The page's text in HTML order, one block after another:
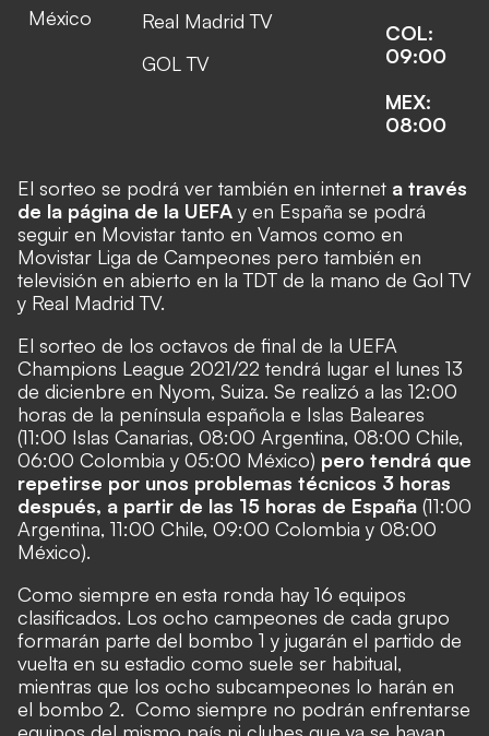
México
Real Madrid TV
GOL TV
COL:
09:00
MEX:
08:00
El sorteo se podrá ver también en internet a través
de la página de la UEFA y en España se podrá
seguir en Movistar tanto en Vamos como en
Movistar Liga de Campeones pero también en
televisión en abierto en la TDT de la mano de Gol TV
y Real Madrid TV.
El sorteo de los octavos de final de la UEFA
Champions League 2021/22 tendrá lugar el lunes 13
de dicienbre en Nyom, Suiza. Se realizó a las 12:00
horas de la península española e Islas Baleares
(11:00 Islas Canarias, 08:00 Argentina, 08:00 Chile,
06:00 Colombia y 05:00 México) pero tendrá que
repetirse por unos problemas técnicos 3 horas
después, a partir de las 15 horas de España (11:00
Argentina, 11:00 Chile, 09:00 Colombia y 08:00
México).
Como siempre en esta ronda hay 16 equipos
clasificados. Los ocho campeones de cada grupo
formarán parte del bombo 1 y jugarán el partido de
vuelta en su estadio como suele ser habitual,
mientras que los ocho subcampeones lo harán en
el bombo 2. Como siempre no podrán enfrentarse